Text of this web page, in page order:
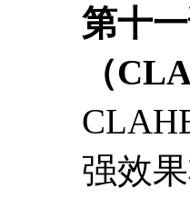
第十
（
强效